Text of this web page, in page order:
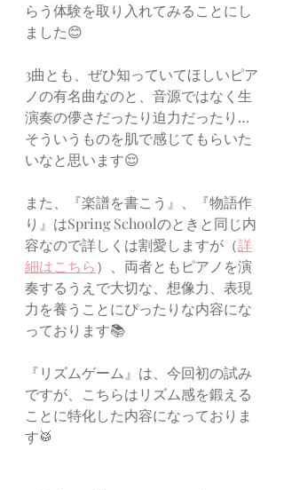
らう体験を取り入れてみることにし
ました😊
3曲とも、ぜひ知っていてほしいピア
ノの有名曲なのと、音源ではなく生
演奏の儚さだったり迫力だったり…
そういうものを肌で感じてもらいた
いなと思います😌
また、『楽譜を書こう』、『物語作
り』はSpring Schoolのときと同じ内
容なので詳しくは割愛しますが（詳
細はこちら）、両者ともピアノを演
奏するうえで大切な、想像力、表現
力を養うことにぴったりな内容にな
っております📚
『リズムゲーム』は、今回初の試み
ですが、こちらはリズム感を鍛える
ことに特化した内容になっておりま
す🥁